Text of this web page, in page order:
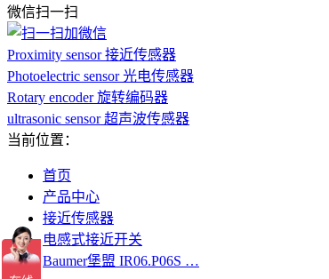
微信扫一扫
Proximity sensor 接近传感器
Photoelectric sensor 光电传感器
Rotary encoder 旋转编码器
ultrasonic sensor 超声波传感器
当前位置：
首页
产品中心
接近传感器
电感式接近开关
Baumer堡盟 IR06.P06S …